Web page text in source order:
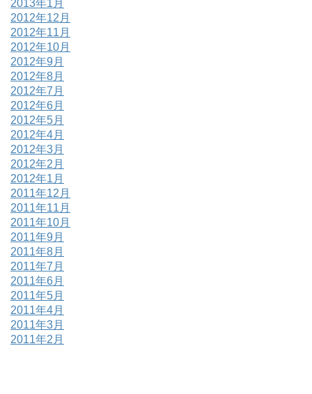
2013年1月
2012年12月
2012年11月
2012年10月
2012年9月
2012年8月
2012年7月
2012年6月
2012年5月
2012年4月
2012年3月
2012年2月
2012年1月
2011年12月
2011年11月
2011年10月
2011年9月
2011年8月
2011年7月
2011年6月
2011年5月
2011年4月
2011年3月
2011年2月